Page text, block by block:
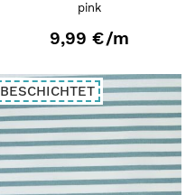
pink
9,99 €/m
BESCHICHTET